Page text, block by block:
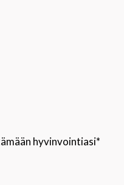
hyvinvointiasi*